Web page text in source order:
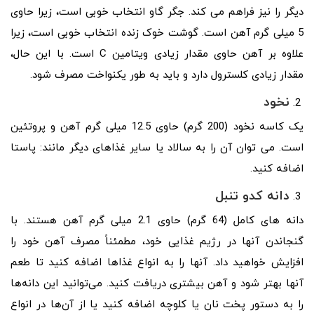
دیگر را نیز فراهم می کند. جگر گاو انتخاب خوبی است، زیرا حاوی
5 میلی گرم آهن است. گوشت خوک زنده انتخاب خوبی است، زیرا
علاوه بر آهن حاوی مقدار زیادی ویتامین C است. با این حال،
مقدار زیادی کلسترول دارد و باید به طور یکنواخت مصرف شود.
نخود
یک کاسه نخود (200 گرم) حاوی 12.5 میلی گرم آهن و پروتئین
است. می توان آن را به سالاد یا سایر غذاهای دیگر مانند: پاستا
اضافه کنید.
دانه کدو تنبل
دانه های کامل (64 گرم) حاوی 2.1 میلی گرم آهن هستند. با
گنجاندن آنها در رژیم غذایی خود، مطمئناً مصرف آهن خود را
افزایش خواهید داد. آنها را به انواع غذاها اضافه کنید تا طعم
آنها بهتر شود و آهن بیشتری دریافت کنید. می‌توانید این دانه‌ها
را به دستور پخت نان یا کلوچه اضافه کنید یا از آن‌ها در انواع